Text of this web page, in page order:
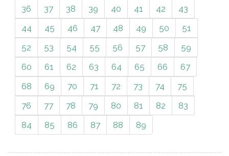
36 37 38 39 40 41 42
43
44
45 46 47 48 49 50
51
52
53 54 55 56 57 58
59
60
61 62 63 64 65 66
67
68
69 70 71 72 73 74
75
76
77 78 79 80 81 82
83
84
85 86 87 88 89